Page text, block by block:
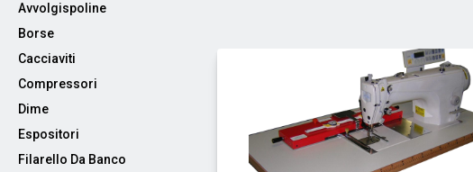
Avvolgispoline
Borse
Cacciaviti
Compressori
Dime
Espositori
Filarello Da Banco